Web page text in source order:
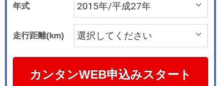
年式
走行距離(km)
カンタンWEB申込みスタート